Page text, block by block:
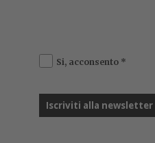
Si, acconsento *